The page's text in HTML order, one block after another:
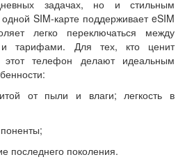
задачах, но и стильным
SIM-карте поддерживает eSIM
легко переключаться между
и тарифами. Для тех, кто ценит
этот телефон делают идеальным
от пыли и влаги; легкость в
последнего поколения.